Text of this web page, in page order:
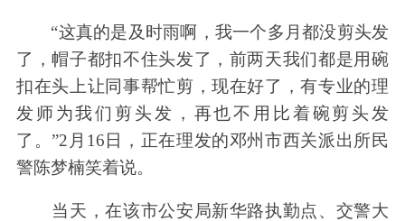
“这真的是及时雨啊，我一个多月都没剪头发
了，帽子都扣不住头发了，前两天我们都是用碗
扣在头上让同事帮忙剪，现在好了，有专业的理
发师为我们剪头发，再也不用比着碗剪头发
了。”2月16日，正在理发的邓州市西关派出所民
警陈梦楠笑着说。
当天，在该市公安局新华路执勤点、交警大